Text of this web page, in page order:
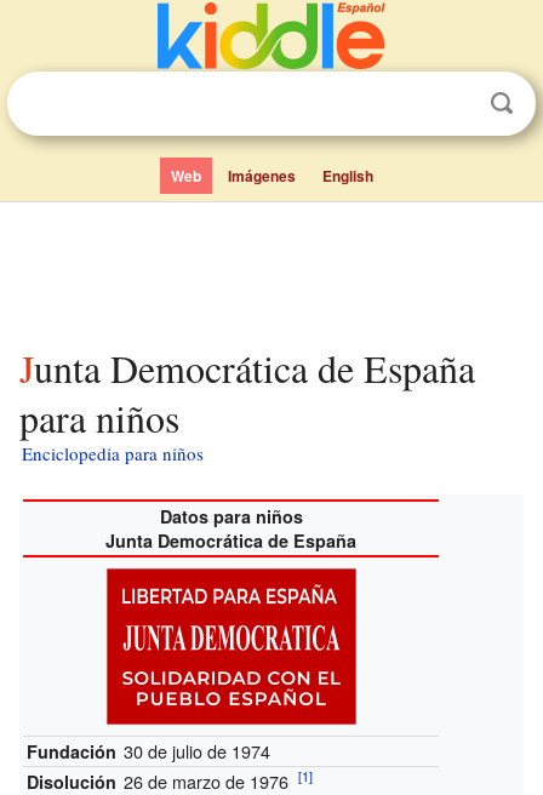
Web Imágenes English
Junta Democrática de España
para niños
Enciclopedia para niños
Datos para niños
Junta Democrática de España
Fundación 30 de julio de 1974
Disolución 26 de marzo de 1976[1]